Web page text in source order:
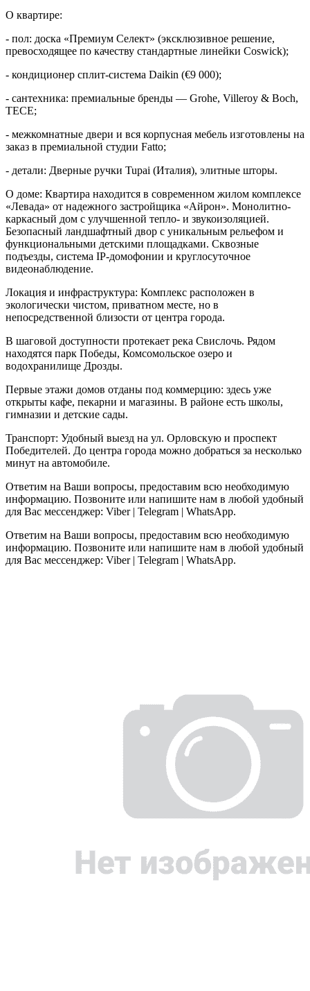
О квартире:
- пол: доска «Премиум Селект» (эксклюзивное решение,
превосходящее по качеству стандартные линейки Coswick);
- кондиционер сплит-система Daikin (€9 000);
- сантехника: премиальные бренды — Grohe, Villeroy & Boch,
TECE;
- межкомнатные двери и вся корпусная мебель изготовлены на
заказ в премиальной студии Fatto;
- детали: Дверные ручки Tupai (Италия), элитные шторы.
О доме: Квартира находится в современном жилом комплексе
«Левада» от надежного застройщика «Айрон». Монолитно-
каркасный дом с улучшенной тепло- и звукоизоляцией.
Безопасный ландшафтный двор с уникальным рельефом и
функциональными детскими площадками. Сквозные
подъезды, система IP-домофонии и круглосуточное
видеонаблюдение.
Локация и инфраструктура: Комплекс расположен в
экологически чистом, приватном месте, но в
непосредственной близости от центра города.
В шаговой доступности протекает река Свислочь. Рядом
находятся парк Победы, Комсомольское озеро и
водохранилище Дрозды.
Первые этажи домов отданы под коммерцию: здесь уже
открыты кафе, пекарни и магазины. В районе есть школы,
гимназии и детские сады.
Транспорт: Удобный выезд на ул. Орловскую и проспект
Победителей. До центра города можно добраться за несколько
минут на автомобиле.
Ответим на Ваши вопросы, предоставим всю необходимую
информацию. Позвоните или напишите нам в любой удобный
для Вас мессенджер: Viber | Telegram | WhatsApp.
Ответим на Ваши вопросы, предоставим всю необходимую
информацию. Позвоните или напишите нам в любой удобный
для Вас мессенджер: Viber | Telegram | WhatsApp.